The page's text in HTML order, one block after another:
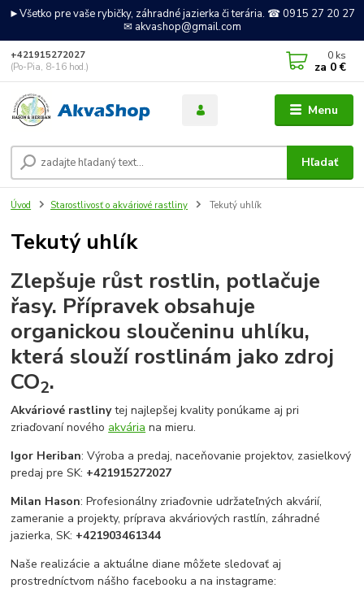
►Všetko pre vaše rybičky, záhradné jazierka či terária. ☎ 0915 27 20 27
✉ akvashop@gmail.com
Menu
Hľadať
+421915272027
(Po-Pia, 8-16 hod.)
0 ks
za 0 €
Úvod Starostlivosť o akváriové rastliny Tekutý uhlík
Tekutý uhlík
Zlepšuje růst rostlin, potlačuje
řasy. Přípravek obsahuje
organickou sloučeninu uhlíku,
která slouží rostlinám jako zdroj
CO2.
Akváriové rastlinytej najlepšej kvality ponúkame aj pri
zriaďovaní nového akvária na mieru.
Igor Heriban: Výroba a predaj, naceňovanie projektov, zasielkový
predaj pre SK: +421915272027
Milan Hason: Profesionálny zriaďovnie udržateľných akvárií,
zameranie a projekty, príprava akváriových rastlín, záhradné
jazierka, SK: +421903461344
Naše realizácie a aktuálne diane môžete sledovať aj
prostredníctvom nášho facebooku a na instagrame: